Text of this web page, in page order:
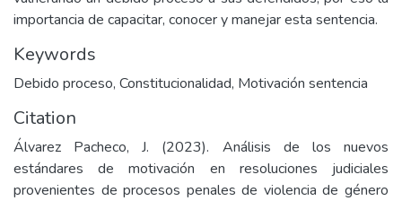
importancia de capacitar, conocer y manejar esta sentencia.
Keywords
Debido proceso, Constitucionalidad, Motivación sentencia
Citation
Álvarez Pacheco, J. (2023). Análisis de los nuevos
estándares de motivación en resoluciones judiciales
provenientes de procesos penales de violencia de género